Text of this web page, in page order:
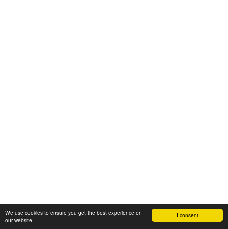
I consent
We use cookies to ensure you get the best experience on
our website